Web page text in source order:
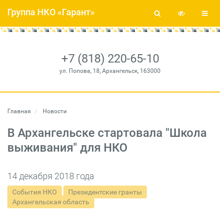
+7 (818) 220-65-10
ул. Попова, 18, Архангельск, 163000
Группа НКО «Гарант»
Главная Новости
В Архангельске стартовала "Школа
выживания" для НКО
14 декабря 2018 года
События НКО
Президентские гранты
Архангельская область